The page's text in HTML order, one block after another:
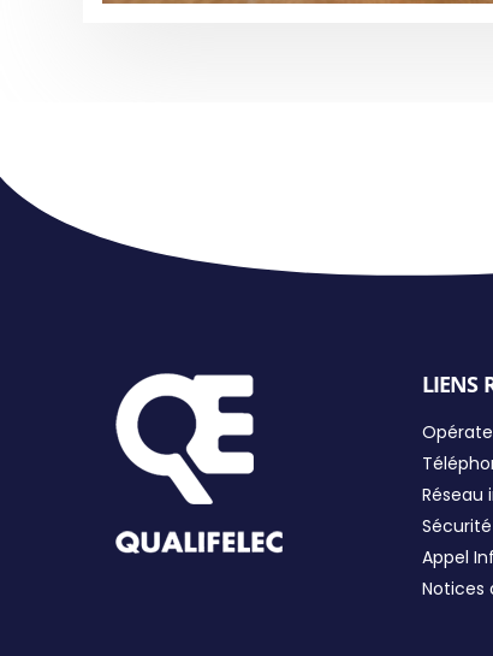
LIENS
Réseau
Sécurité
Appel
Notices